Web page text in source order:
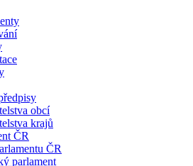
obcí
krajů
ČR
ČR
parlament